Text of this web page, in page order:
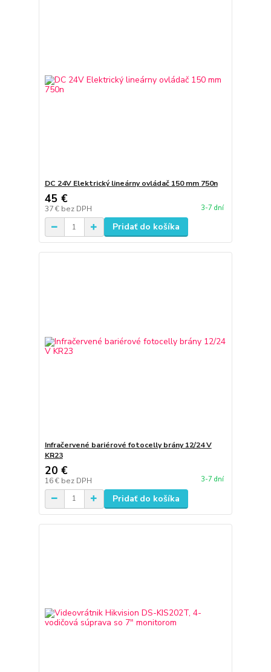
DC 24V Elektrický lineárny ovládač 150 mm 750n
45 €
37 € bez DPH 3-7 dní
Pridať do košíka
Infračervené bariérové fotocelly brány 12/24 V
KR23
20 €
16 € bez DPH 3-7 dní
Pridať do košíka